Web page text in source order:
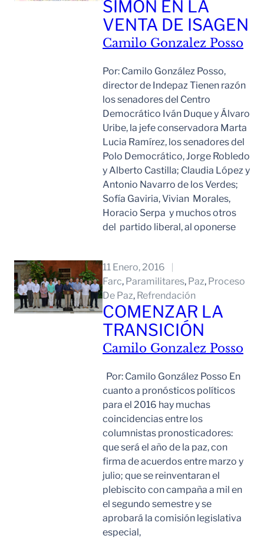
SIMÓN EN LA
VENTA DE ISAGEN
Camilo Gonzalez Posso
Por: Camilo González Posso,
director de Indepaz Tienen razón
los senadores del Centro
Democrático Iván Duque y Álvaro
Uribe, la jefe conservadora Marta
Lucia Ramírez, los senadores del
Polo Democrático, Jorge Robledo
y Alberto Castilla; Claudia López y
Antonio Navarro de los Verdes;
Sofía Gaviria, Vivian Morales,
Horacio Serpa y muchos otros
del partido liberal, al oponerse
11 Enero, 2016
Farc, Paramilitares, Paz, Proceso
De Paz, Refrendación
COMENZAR LA
TRANSICIÓN
Camilo Gonzalez Posso
Por: Camilo González Posso En
cuanto a pronósticos políticos
para el 2016 hay muchas
coincidencias entre los
columnistas pronosticadores:
que será el año de la paz, con
firma de acuerdos entre marzo y
julio; que se reinventaran el
plebiscito con campaña a mil en
el segundo semestre y se
aprobará la comisión legislativa
especial,